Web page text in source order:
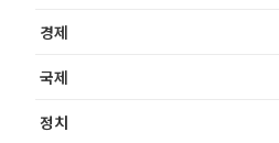
경제
국제
정치